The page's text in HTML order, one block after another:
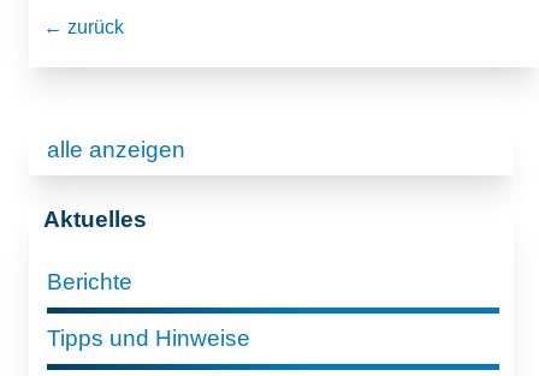
← zurück
alle anzeigen
Aktuelles
Berichte
Tipps und Hinweise